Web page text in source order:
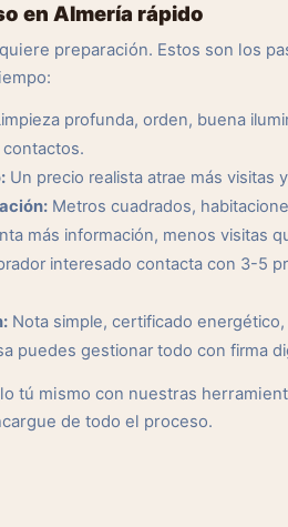
en Almería rápido
preparación. Estos son los
profunda, orden, buena
Un precio realista atrae más visitas
Metros cuadrados,
más información, menos visitas
interesado contacta con 3-5
Nota simple, certificado
puedes gestionar todo con firma
tú mismo con nuestras
de todo el proceso.